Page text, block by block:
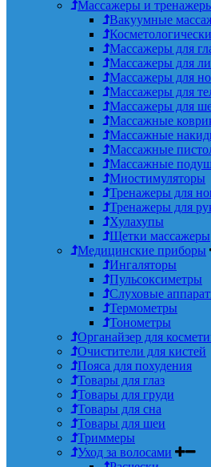
Массажеры и
Вакуумные
Массажеры для
Массажеры для
Массажеры для
Массажеры для
Массажеры для
Массажные
Массажные
Массажные
Массажные
Миостимуляторы
Тренажеры для
Тренажеры для
Хулахупы
Щетки массажеры
Медицинские приборы
Ингаляторы
Пульсоксиметры
Слуховые
Термометры
Тонометры
Органайзер для
Очистители для кистей
Пояса для похудения
Товары для глаз
Товары для груди
Товары для сна
Товары для шеи
Триммеры
Уход за волосами